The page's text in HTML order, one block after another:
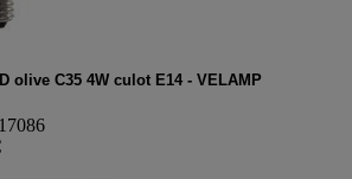
olive C35 4W culot E14 - VELAMP